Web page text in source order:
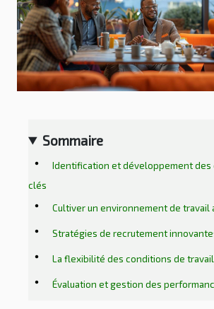
Sommaire
Identification et développement des
clés
Cultiver un environnement de travail
Stratégies de recrutement
La flexibilité des conditions de travail
Évaluation et gestion des